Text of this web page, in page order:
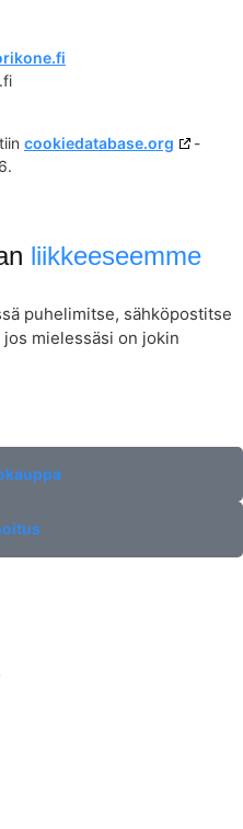
cookiedatabase.org
-
liikkeeseemme
puhelimitse, sähköpostitse
mielessäsi on jokin